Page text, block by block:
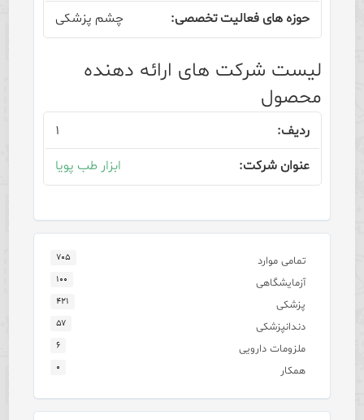
چشم پزشکی
لیست شرکت های ارائه دهنده
محصول
۱
ابزار طب پویا
تمامی موارد ۷۰۵
آزمایشگاهی ۱۰۰
پزشکی ۴۲۱
دندانپزشکی ۵۷
ملزومات دارویی ۶
همکار ۰